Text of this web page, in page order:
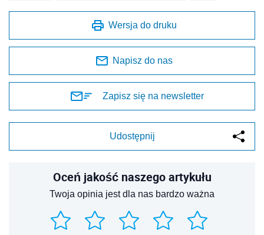
Wersja do druku
Napisz do nas
Zapisz się na newsletter
Udostępnij
Oceń jakość naszego artykułu
Twoja opinia jest dla nas bardzo ważna